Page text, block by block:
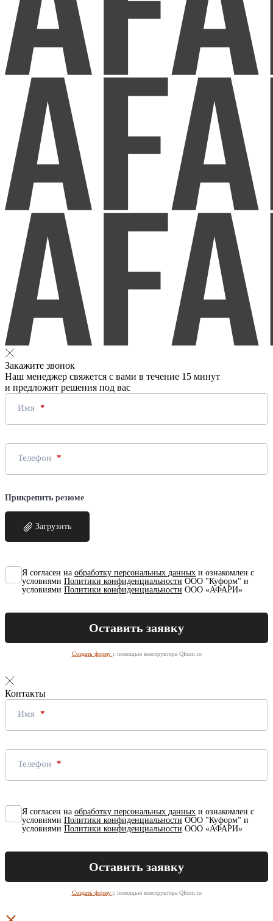
Закажите звонок
Наш менеджер свяжется с вами в течение 15 минут
и предложит решения под вас
Имя
Телефон
Прикрепить резюме
Загрузить
Я согласен на обработку персональных данных и ознакомлен с
условиями Политики конфиденциальности ООО "Куформ" и
условиями Политики конфиденциальности ООО «АФАРИ»
Создать форму с помощью конструктора Qform.io
Контакты
Имя
Телефон
Я согласен на обработку персональных данных и ознакомлен с
условиями Политики конфиденциальности ООО "Куформ" и
условиями Политики конфиденциальности ООО «АФАРИ»
Создать форму с помощью конструктора Qform.io